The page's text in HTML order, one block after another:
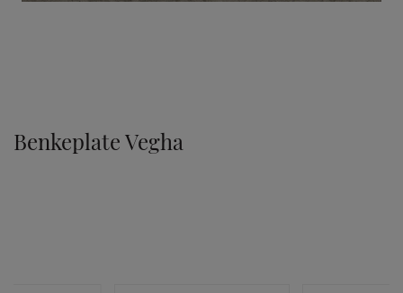
Benkeplate Vegha